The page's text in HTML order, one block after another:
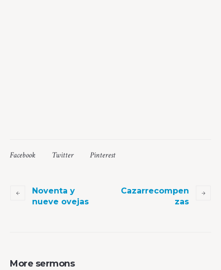
Facebook Twitter Pinterest
Noventa y
nueve ovejas
Cazarrecompen
zas
More sermons